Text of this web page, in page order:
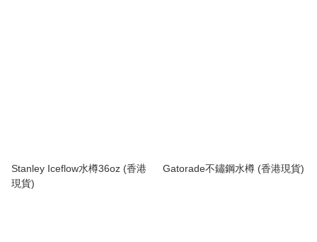
Stanley Iceflow水樽36oz (香港
現貨)
Gatorade不鏽鋼水樽 (香港現貨)